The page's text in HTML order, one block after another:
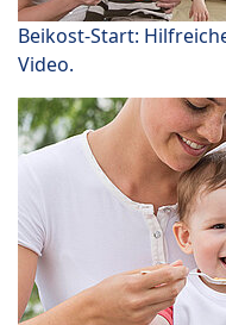
Beikost-Start:
Video.